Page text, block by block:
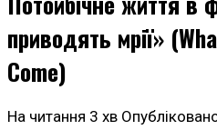
приводять мрії»
Come)
На читання 3 хв